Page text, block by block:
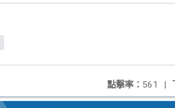
點擊率： 561 |